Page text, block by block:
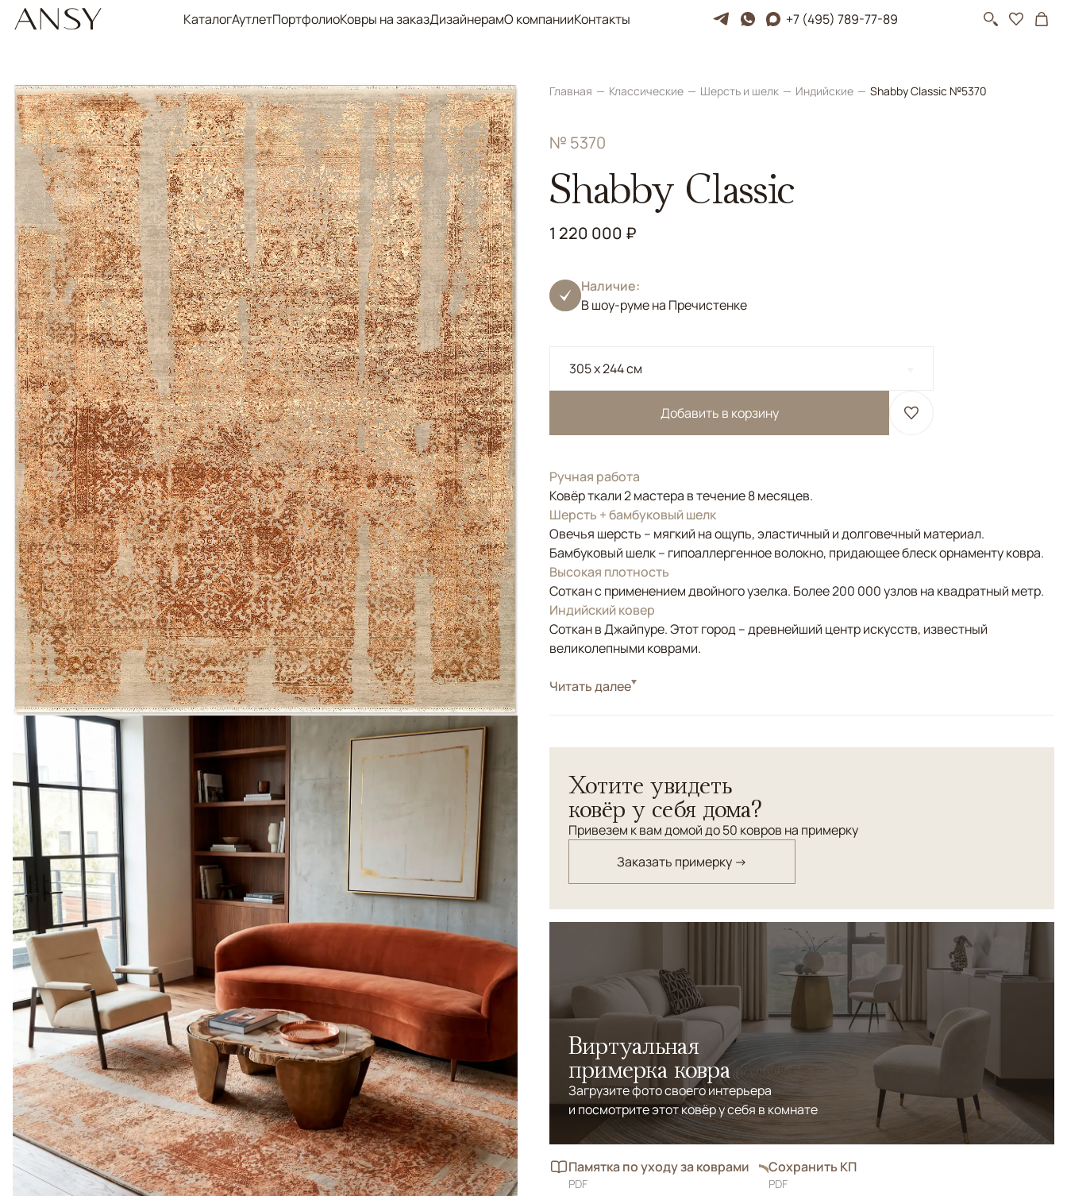
КаталогАутлетПортфолиоКовры на заказДизайнерамО компанииКонтакты +7 (495) 789-77-89
Главная Классические Шерсть и шелк Индийские Shabby Classic №5370
№ 5370
Shabby Classic
1 220 000 ₽
Наличие:
В шоу-руме на Пречистенке
305 x 244 см
Добавить в корзину
Ручная работа
Ковёр ткали 2 мастера в течение 8 месяцев.
Шерсть + бамбуковый шелк
Овечья шерсть – мягкий на ощупь, эластичный и долговечный материал.
Бамбуковый шелк – гипоаллергенное волокно, придающее блеск орнаменту ковра.
Высокая плотность
Соткан с применением двойного узелка. Более 200 000 узлов на квадратный метр.
Индийский ковер
Соткан в Джайпуре. Этот город – древнейший центр искусств, известный
великолепными коврами.
СтильКлассические
Читать далее
Хотите увидеть
ковёр у себя дома?
Привезем к вам домой до 50 ковров на примерку
Заказать примерку →
Виртуальная
примерка ковра
Загрузите фото своего интерьера
и посмотрите этот ковёр у себя в комнате
Памятка по уходу за коврами
PDF
Сохранить КП
PDF